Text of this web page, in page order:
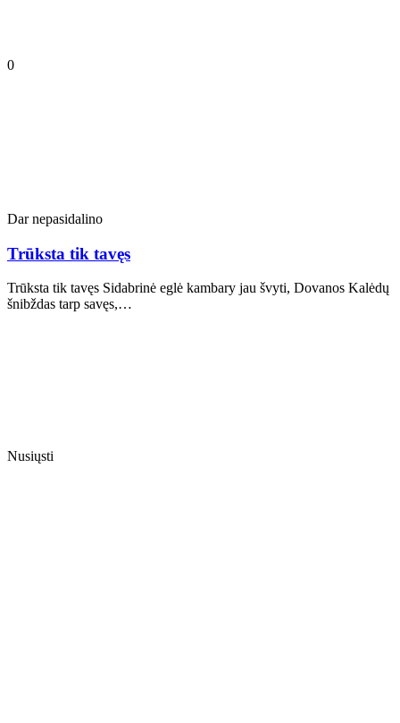
0
Dar nepasidalino
Trūksta tik tavęs
Trūksta tik tavęs Sidabrinė eglė kambary jau švyti, Dovanos Kalėdų
šnibždas tarp savęs,…
Nusiųsti